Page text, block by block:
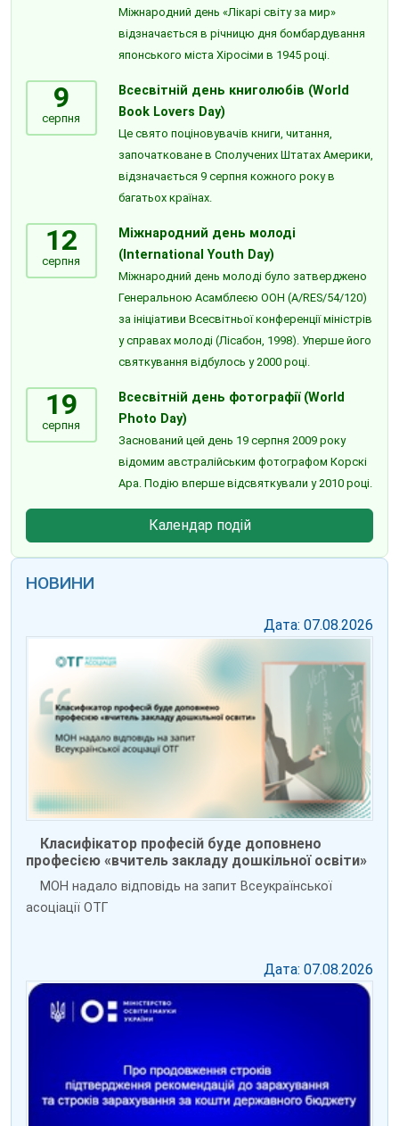
Міжнародний день «Лікарі світу за мир»
відзначається в річницю дня бомбардування
японського міста Хіросіми в 1945 році.
9
серпня
Всесвітній день книголюбів (World
Book Lovers Day)
Це свято поціновувачів книги, читання,
започатковане в Сполучених Штатах Америки,
відзначається 9 серпня кожного року в
багатьох країнах.
12
серпня
Міжнародний день молоді
(International Youth Day)
Міжнародний день молоді було затверджено
Генеральною Асамблеєю ООН (A/RES/54/120)
за ініціативи Всесвітньої конференції міністрів
у справах молоді (Лісабон, 1998). Уперше його
святкування відбулось у 2000 році.
19
серпня
Всесвітній день фотографії (World
Photo Day)
Заснований цей день 19 серпня 2009 року
відомим австралійським фотографом Корскі
Ара. Подію вперше відсвяткували у 2010 році.
Календар подій
НОВИНИ
Дата: 07.08.2026
Класифікатор професій буде доповнено
професією «вчитель закладу дошкільної освіти»
МОН надало відповідь на запит Всеукраїнської
асоціації ОТГ
Дата: 07.08.2026